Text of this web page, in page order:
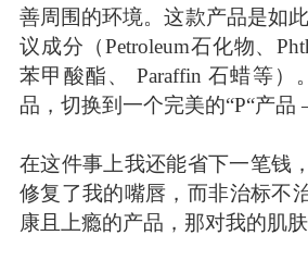
善周围的环境。这款产品是如
议成分（Petroleum石化物、
苯甲酸酯、 Paraffin 石蜡等
品，切换到一个完美的“P“产
在这件事上我还能省下一笔钱
修复了我的嘴唇，而非治标不
康且上瘾的产品，那对我的肌肤